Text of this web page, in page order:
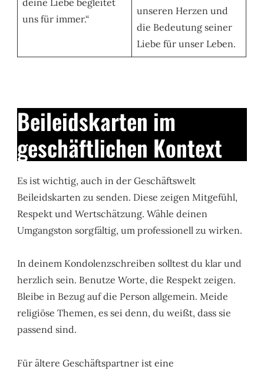
deine Liebe begleitet
uns für immer.“
unseren Herzen und
die Bedeutung seiner
Liebe für unser Leben.
Beileidskarten im
geschäftlichen Kontext
Es ist wichtig, auch in der Geschäftswelt
Beileidskarten zu senden. Diese zeigen Mitgefühl,
Respekt und Wertschätzung. Wähle deinen
Umgangston sorgfältig, um professionell zu wirken.
In deinem Kondolenzschreiben solltest du klar und
herzlich sein. Benutze Worte, die Respekt zeigen.
Bleibe in Bezug auf die Person allgemein. Meide
religiöse Themen, es sei denn, du weißt, dass sie
passend sind.
Für ältere Geschäftspartner ist eine